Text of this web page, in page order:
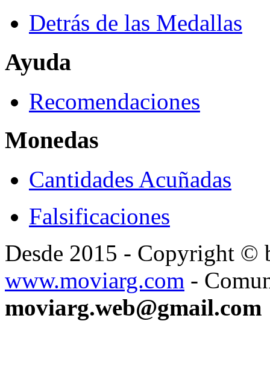
Detrás de las Medallas
Ayuda
Recomendaciones
Monedas
Cantidades Acuñadas
Falsificaciones
Desde 2015 - Copyright ©
www.moviarg.com -
moviarg.web@gmail.com